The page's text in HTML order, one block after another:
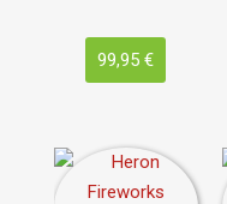
99,95 €